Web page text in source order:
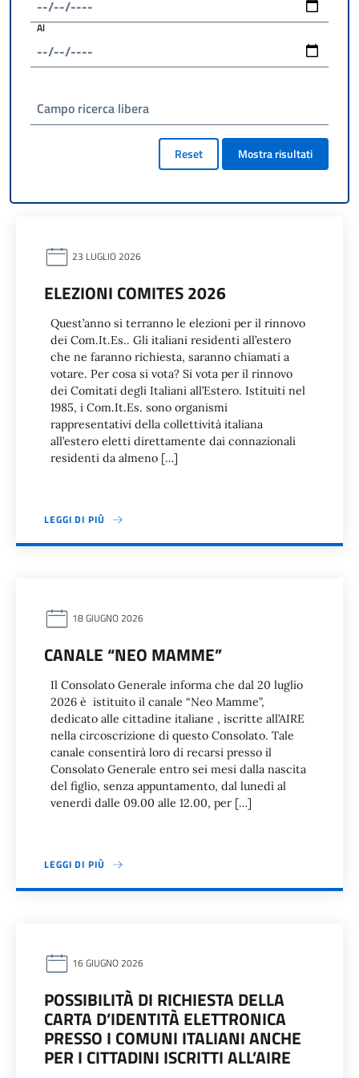
Al
Campo ricerca libera
Reset Mostra risultati
23 LUGLIO 2026
ELEZIONI COMITES 2026
Quest’anno si terranno le elezioni per il rinnovo
dei Com.It.Es.. Gli italiani residenti all’estero
che ne faranno richiesta, saranno chiamati a
votare. Per cosa si vota? Si vota per il rinnovo
dei Comitati degli Italiani all’Estero. Istituiti nel
1985, i Com.It.Es. sono organismi
rappresentativi della collettività italiana
all’estero eletti direttamente dai connazionali
residenti da almeno […]
LEGGI DI PIÙ
18 GIUGNO 2026
CANALE “NEO MAMME”
Il Consolato Generale informa che dal 20 luglio
2026 è istituito il canale “Neo Mamme”,
dedicato alle cittadine italiane , iscritte all’AIRE
nella circoscrizione di questo Consolato. Tale
canale consentirà loro di recarsi presso il
Consolato Generale entro sei mesi dalla nascita
del figlio, senza appuntamento, dal lunedì al
venerdì dalle 09.00 alle 12.00, per […]
LEGGI DI PIÙ
16 GIUGNO 2026
POSSIBILITÀ DI RICHIESTA DELLA
CARTA D’IDENTITÀ ELETTRONICA
PRESSO I COMUNI ITALIANI ANCHE
PER I CITTADINI ISCRITTI ALL’AIRE